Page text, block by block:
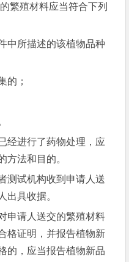
繁殖材料应当符合下列
中所描述的该植物品种
的；
经进行了药物处理，应
方法和目的。
测试机构收到申请人送
出具收据。
申请人送交的繁殖材料
格证明，并报告植物新
的，应当报告植物新品